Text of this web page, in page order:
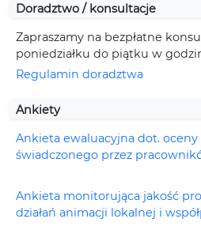
Doradztwo / konsultacje
Zapraszamy na bezpłatne
poniedziałku do piątku w
Regulamin doradztwa
Ankiety
Ankieta ewaluacyjna dot.
świadczonego przez
Ankieta monitorująca jakość
działań animacji lokalnej i